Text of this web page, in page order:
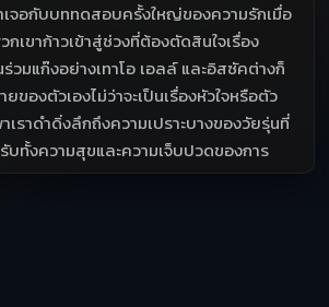
จอกับบททดสอบครั้งใหญ่ของความรักเมื่อ
เขาก้าวเข้าสู่ช่วงที่ต้องตัดสินใจเรื่อง
มแก๊งอย่างเทาโอ เอลล์ และอิสซัคต่างก็
ของตัวเองไม่ว่าจะเป็นเรื่องหัวใจหรือตัว
ราดำดิ่งลึกถึงความเปราะบางของวัยรุ่นที่
บทั้งความสุขและความเจ็บปวดของการ